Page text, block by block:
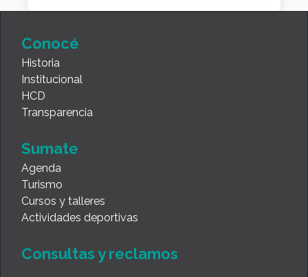
Conocé
Historia
Institucional
HCD
Transparencia
Sumate
Agenda
Turismo
Cursos y talleres
Actividades deportivas
Consultas y reclamos